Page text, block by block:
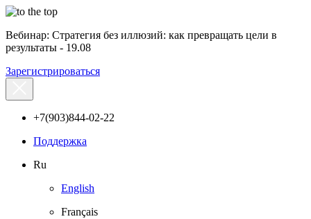
Вебинар: Стратегия без иллюзий: как превращать цели в
результаты - 19.08
Зарегистрироваться
+7(903)844-02-22
Поддержка
Ru
English
Français